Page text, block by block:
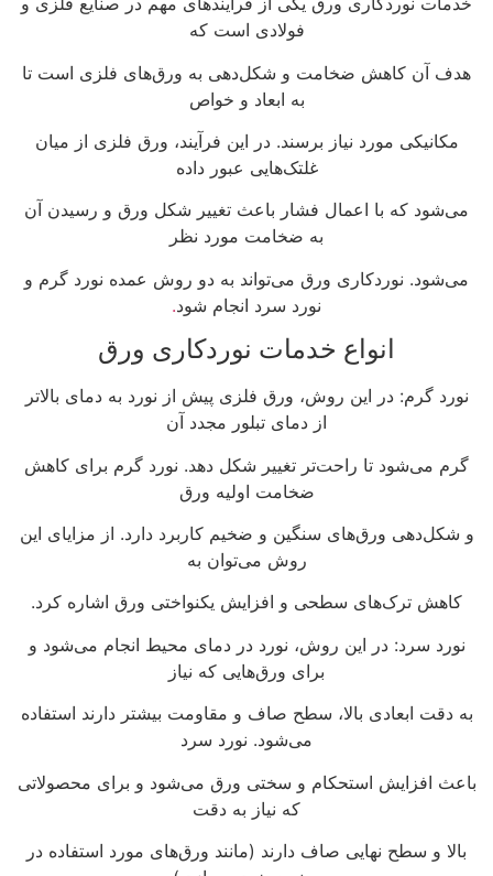
فولادی است که
هدف آن کاهش ضخامت و شکل‌دهی به ورق‌های فلزی است تا
به ابعاد و خواص
مکانیکی مورد نیاز برسند. در این فرآیند، ورق فلزی از میان
غلتک‌هایی عبور داده
می‌شود که با اعمال فشار باعث تغییر شکل ورق و رسیدن آن
به ضخامت مورد نظر
می‌شود. نوردکاری ورق می‌تواند به دو روش عمده نورد گرم و
نورد سرد انجام شود.
انواع خدمات نوردکاری ورق
نورد گرم: در این روش، ورق فلزی پیش از نورد به دمای بالاتر
از دمای تبلور مجدد آن
گرم می‌شود تا راحت‌تر تغییر شکل دهد. نورد گرم برای کاهش
ضخامت اولیه ورق
و شکل‌دهی ورق‌های سنگین و ضخیم کاربرد دارد. از مزایای این
روش می‌توان به
کاهش ترک‌های سطحی و افزایش یکنواختی ورق اشاره کرد.
نورد سرد: در این روش، نورد در دمای محیط انجام می‌شود و
برای ورق‌هایی که نیاز
به دقت ابعادی بالا، سطح صاف و مقاومت بیشتر دارند استفاده
می‌شود. نورد سرد
باعث افزایش استحکام و سختی ورق می‌شود و برای محصولاتی
که نیاز به دقت
بالا و سطح نهایی صاف دارند (مانند ورق‌های مورد استفاده در